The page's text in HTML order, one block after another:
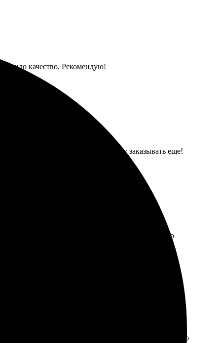
качество. Рекомендую!
качество впечатляет. Буду заказывать еще!
указала размер и оформила заявку. Очень быстро
вернусь снова!
прост — выбрала фото, настроила, и через
четкое. Отличное решение для подарка или просто